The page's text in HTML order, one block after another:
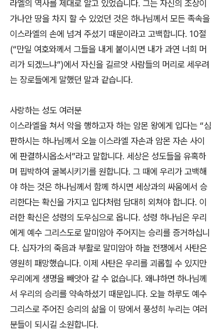
라엘의 역사를 제대로 알고 있었습니다. 그는 자신의 조상이
가나안 땅을 차지 할 수 있었던 것은 하나님께서 모든 족속을
이스라엘의 손에 넘겨 주셨기 때문이라고 고백합니다. 10절
(“만일 여호와께서 그들을 내게 붙이시면 내가 과연 너희 머
리가 되겠느냐”)에서 자신을 길르앗 사람들의 머리로 세우려
는 장로들에게 말했던 말과 같습니다.
사랑하는 성도 여러분
이스라엘을 쳐서 악을 행하고자 하는 암몬 왕에게 입다는 “심
판하시는 하나님께서 오늘 이스라엘 자손과 암몬 자손 사이
에 판결하시옵소서”라고 말합니다. 세상은 성도들을 유혹하
며 핍박하여 굴복시키기를 원합니다. 그 때에 우리가 고백해
야 하는 것은 하나님께서 함께 하시면 세상과의 싸움에서 승
리한다는 확신을 가지고 입다처럼 담대히 외쳐야 합니다. 이
러한 확신은 성령의 도우심으로 옵니다. 성령 하나님은 우리
에게 예수 그리스도로 말미암아 주어지는 승리를 증거하십니
다. 십자가의 죽음과 부활로 말미암아 하늘 전쟁에서 사탄은
영원히 패망했습니다. 이제 사탄은 우리를 괴롭힐 수 있지만
우리에게 생명을 빼앗아 갈 수 없습니다. 왜냐하면 하나님께
서 우리의 승리를 약속하셨기 때문입니다. 오늘 하루도 예수
그리스로 주어진 승리의 삶을 이 땅에서 풍성히 누리는 여러
분들이 되시길 소원합니다.